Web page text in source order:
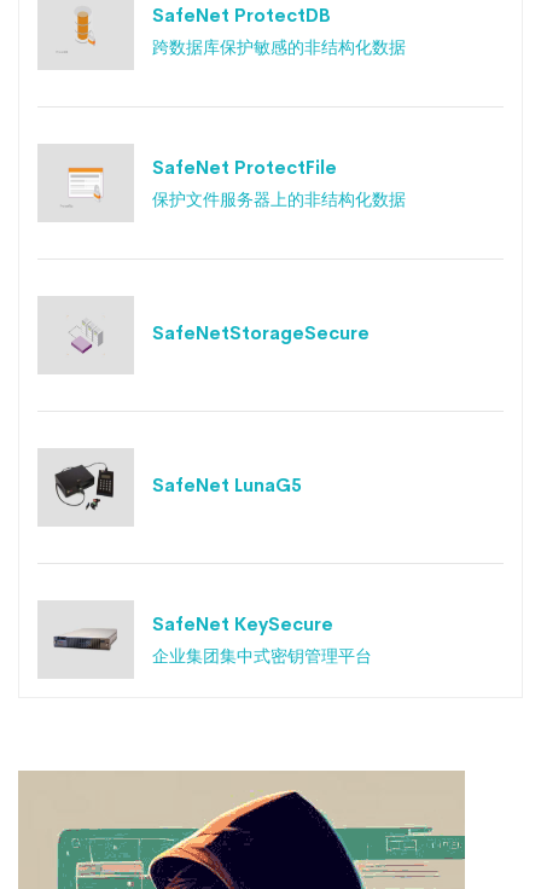
SafeNet ProtectDB
跨数据库保护敏感的非结构化数据
SafeNet ProtectFile
保护文件服务器上的非结构化数据
SafeNetStorageSecure
SafeNet LunaG5
SafeNet KeySecure
企业集团集中式密钥管理平台